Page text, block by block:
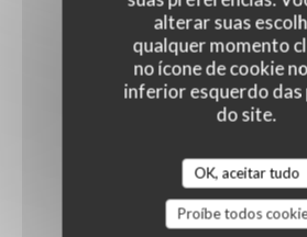
alterar suas
qualquer momento
no ícone de cookie
inferior esquerdo das
do site.
OK, aceitar tudo
Proíbe todos